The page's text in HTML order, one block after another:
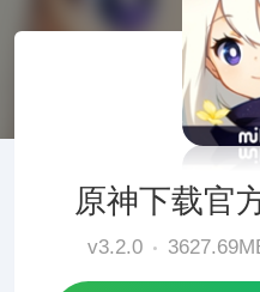
原神下载官
v3.2.0